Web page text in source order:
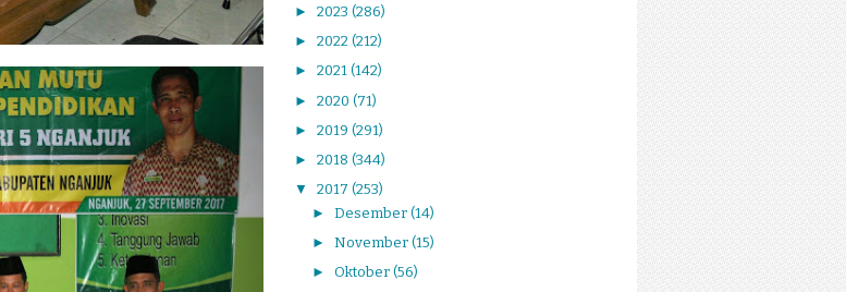
► 2023 (286)
► 2022 (212)
► 2021 (142)
► 2020 (71)
► 2019 (291)
► 2018 (344)
▼ 2017 (253)
► Desember (14)
► November (15)
► Oktober (56)